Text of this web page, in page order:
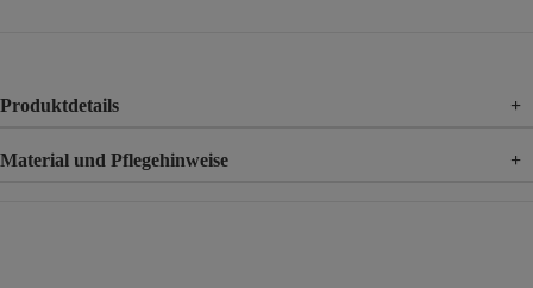
Produktdetails +
Material und Pflegehinweise +